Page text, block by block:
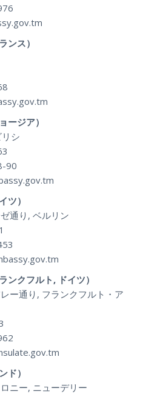
ンス）
ージア）
シ
90
ツ）
通り, ベルリン
ンクフルト, ドイツ）
ー通り, フランクフルト・ア
ド）
ニー, ニューデリー